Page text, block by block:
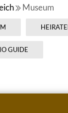
Museum
GUIDE